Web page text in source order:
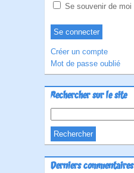
Se souvenir de moi
Créer un compte
Mot de passe oublié
Rechercher sur le site
Derniers commentaires